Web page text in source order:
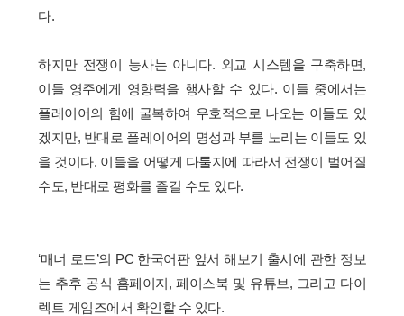
다.
하지만 전쟁이 능사는 아니다. 외교 시스템을 구축하면,
이들 영주에게 영향력을 행사할 수 있다. 이들 중에서는
플레이어의 힘에 굴복하여 우호적으로 나오는 이들도 있
겠지만, 반대로 플레이어의 명성과 부를 노리는 이들도 있
을 것이다. 이들을 어떻게 다룰지에 따라서 전쟁이 벌어질
수도, 반대로 평화를 즐길 수도 있다.
‘매너 로드’의 PC 한국어판 앞서 해보기 출시에 관한 정보
는 추후 공식 홈페이지, 페이스북 및 유튜브, 그리고 다이
렉트 게임즈에서 확인할 수 있다.